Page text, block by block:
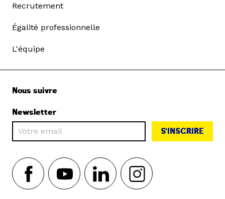
Recrutement
Égalité professionnelle
L'équipe
Nous suivre
Newsletter
S'INSCRIRE